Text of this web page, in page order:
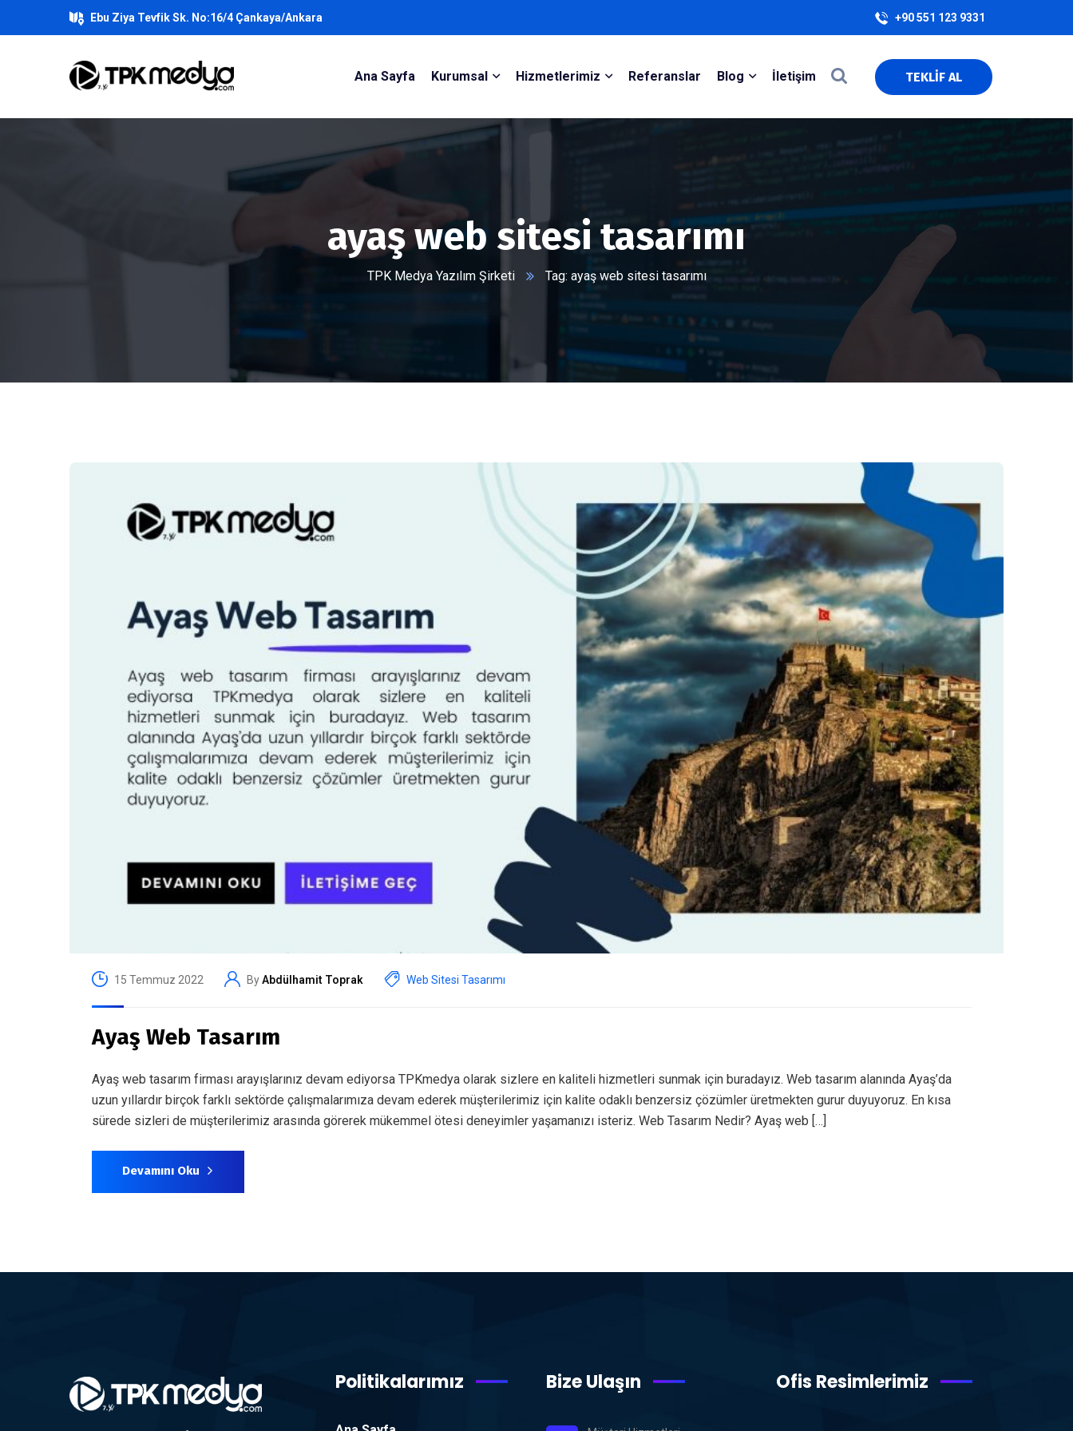
Ebu Ziya Tevfik Sk. No:16/4 Çankaya/Ankara +90 551 123 9331
Ana Sayfa Kurumsal Hizmetlerimiz Referanslar Blog İletişim TEKLİF AL
ayaş web sitesi tasarımı
TPK Medya Yazılım Şirketi Tag: ayaş web sitesi tasarımı
15 Temmuz 2022 ByAbdülhamit Toprak Web Sitesi Tasarımı
Ayaş Web Tasarım
Ayaş web tasarım firması arayışlarınız devam ediyorsa TPKmedya olarak sizlere en kaliteli hizmetleri sunmak için buradayız. Web tasarım alanında Ayaş’da
uzun yıllardır birçok farklı sektörde çalışmalarımıza devam ederek müşterilerimiz için kalite odaklı benzersiz çözümler üretmekten gurur duyuyoruz. En kısa
sürede sizleri de müşterilerimiz arasında görerek mükemmel ötesi deneyimler yaşamanızı isteriz. Web Tasarım Nedir? Ayaş web […]
Devamını Oku
Politikalarımız Bize Ulaşın Ofis Resimlerimiz